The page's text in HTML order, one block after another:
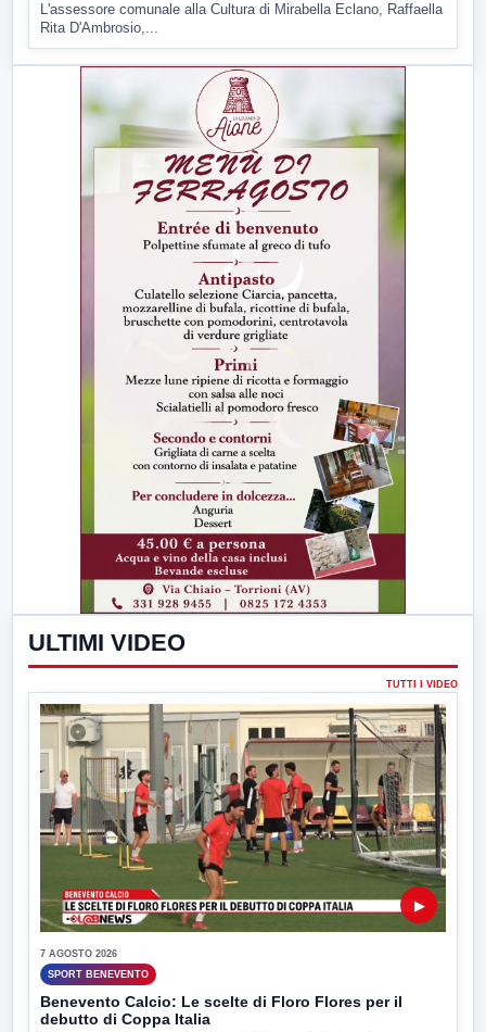
L'assessore comunale alla Cultura di Mirabella Eclano, Raffaella
Rita D'Ambrosio,...
ULTIMI VIDEO
TUTTI I VIDEO
▶
7 AGOSTO 2026
SPORT BENEVENTO
Benevento Calcio: Le scelte di Floro Flores per il
debutto di Coppa Italia